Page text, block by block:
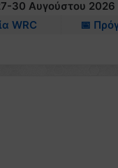
30 Αυγούστου 2026
WRC
📅